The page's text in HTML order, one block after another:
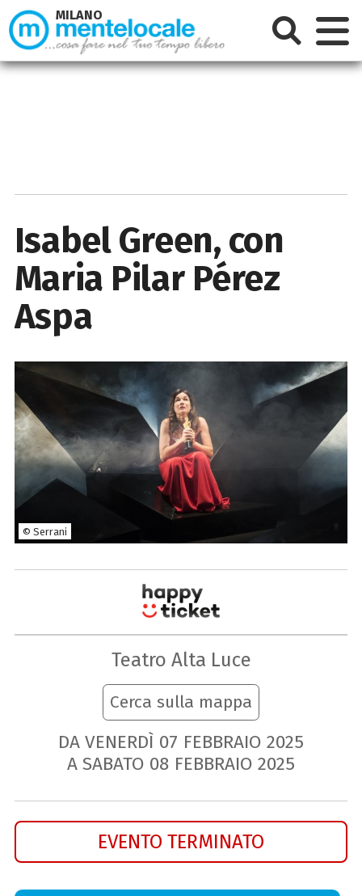
Isabel Green, con
Maria Pilar Pérez
Aspa
© Serrani
Teatro Alta Luce
Cerca sulla mappa
DA VENERDÌ 07 FEBBRAIO 2025
A SABATO 08 FEBBRAIO 2025
EVENTO TERMINATO
MILANO